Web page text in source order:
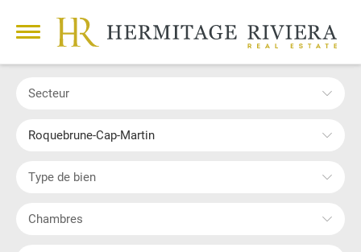
Secteur
Roquebrune-Cap-Martin
Type de bien
Chambres